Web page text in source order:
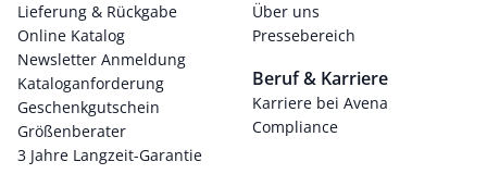
Lieferung & Rückgabe
Online Katalog
Newsletter Anmeldung
Kataloganforderung
Geschenkgutschein
Größenberater
3 Jahre Langzeit-Garantie
Über uns
Pressebereich
Beruf & Karriere
Karriere bei Avena
Compliance